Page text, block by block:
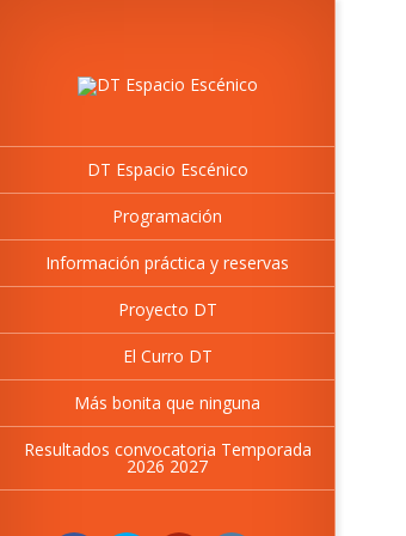
DT Espacio Escénico
Programación
Información práctica y reservas
Proyecto DT
El Curro DT
Más bonita que ninguna
Resultados convocatoria Temporada
2026 2027